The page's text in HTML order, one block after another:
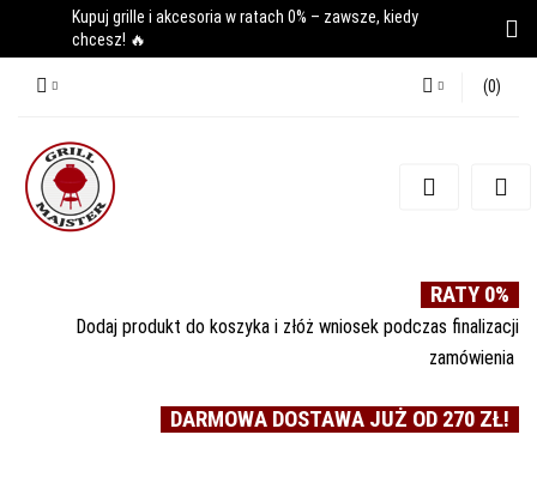
Kupuj grille i akcesoria w ratach 0% – zawsze, kiedy
chcesz! 🔥
Zarejestruj się
(0)
RATY 0%
Dodaj produkt do koszyka i złóż wniosek podczas finalizacji
zamówienia
DARMOWA DOSTAWA JUŻ OD 270 ZŁ!